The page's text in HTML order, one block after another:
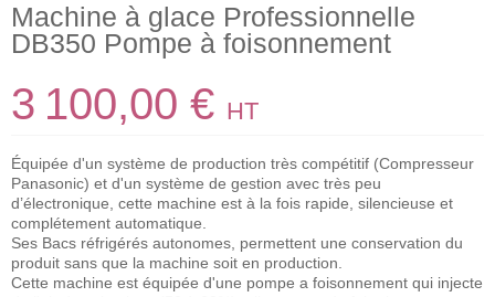
Machine à glace Professionnelle
DB350 Pompe à foisonnement
3 100,00 € HT
Équipée d'un système de production très compétitif (Compresseur
Panasonic) et d'un système de gestion avec très peu
d’électronique, cette machine est à la fois rapide, silencieuse et
complétement automatique.
Ses Bacs réfrigérés autonomes, permettent une conservation du
produit sans que la machine soit en production.
Cette machine est équipée d'une pompe a foisonnement qui injecte